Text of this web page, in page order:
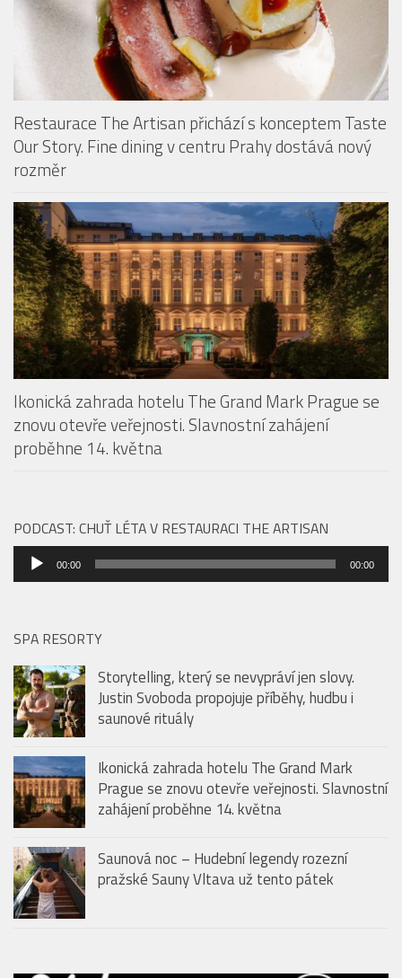
Restaurace The Artisan přichází s konceptem Taste
Our Story. Fine dining v centru Prahy dostává nový
rozměr
Ikonická zahrada hotelu The Grand Mark Prague se
znovu otevře veřejnosti. Slavnostní zahájení
proběhne 14. května
PODCAST: CHUŤ LÉTA V RESTAURACI THE ARTISAN
přehrávač
SPA RESORTY
Justin Svoboda propojuje příběhy, hudbu i
Ikonická zahrada hotelu The Grand Mark
Prague se znovu otevře veřejnosti. Slavnostní
Saunová noc – Hudební legendy rozezní
pražské Sauny Vltava už tento pátek